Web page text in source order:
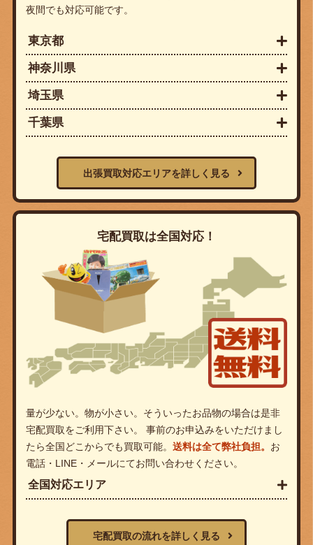
夜間でも対応可能です。
東京都
神奈川県
埼玉県
千葉県
出張買取対応エリアを詳しく見る
宅配買取は全国対応！
量が少ない。物が小さい。そういったお品物の場合は是非
宅配買取をご利用下さい。 事前のお申込みをいただけまし
たら全国どこからでも買取可能。 送料は全て弊社負担。 お
電話・LINE・メールにてお問い合わせください。
全国対応エリア
宅配買取の流れを詳しく見る